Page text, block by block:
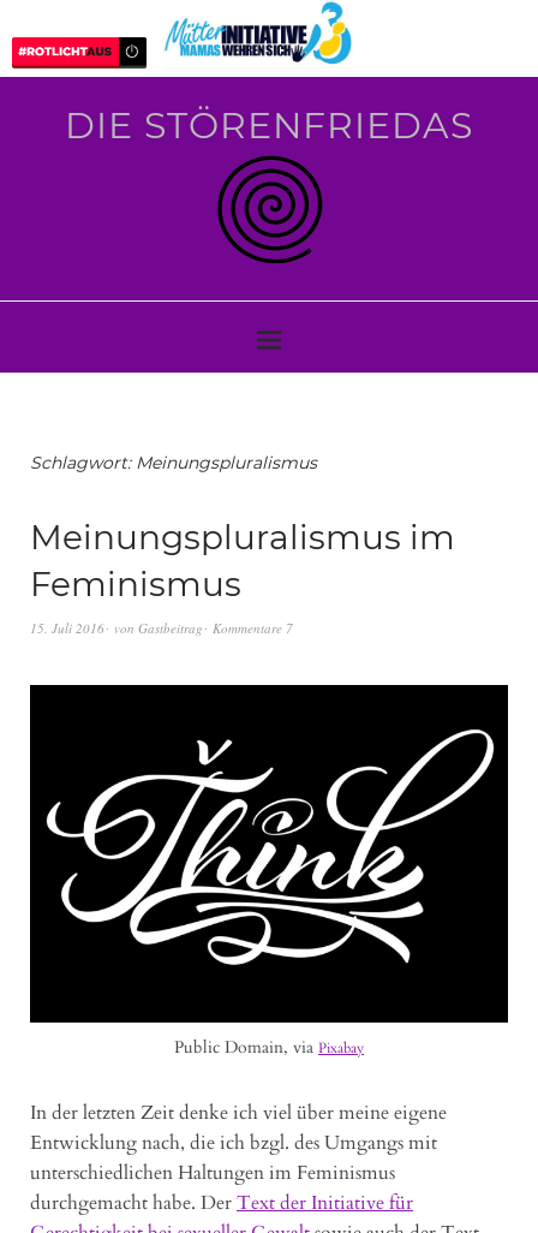
DIE STÖRENFRIEDAS
Schlagwort: Meinungspluralismus
Meinungspluralismus im
Feminismus
15. Juli 2016 von Gastbeitrag Kommentare 7
Public Domain, via Pixabay
In der letzten Zeit denke ich viel über meine eigene
Entwicklung nach, die ich bzgl. des Umgangs mit
unterschiedlichen Haltungen im Feminismus
durchgemacht habe. DerText der Initiative für